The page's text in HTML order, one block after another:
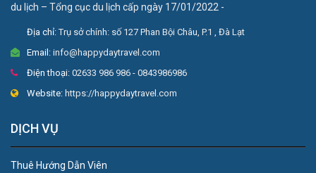
du lịch – Tổng cục du lịch cấp ngày 17/01/2022 -
Địa chỉ:Trụ sở chính: số 127 Phan Bội Châu, P.1 , Đà Lạt
Email: info@happydaytravel.com
Điện thoại: 02633 986 986 - 0843986986
Website: https://happydaytravel.com
DỊCH VỤ
Thuê Hướng Dẫn Viên